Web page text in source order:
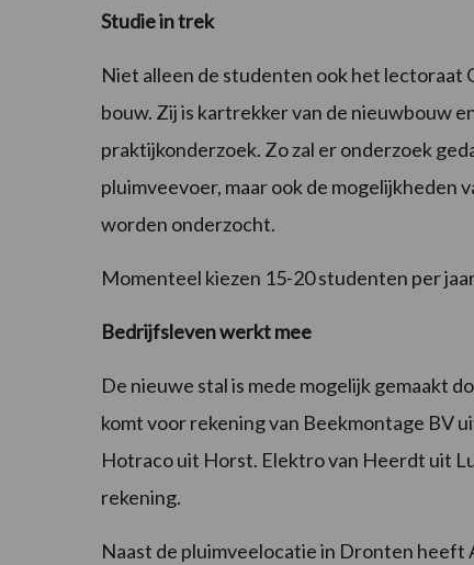
Studie in trek
Niet alleen de studenten ook het lectoraat
bouw. Zij is kartrekker van de nieuwbouw
praktijkonderzoek. Zo zal er onderzoek
pluimveevoer, maar ook de mogelijkheden
worden onderzocht.
Momenteel kiezen 15-20 studenten per
Bedrijfsleven werkt mee
De nieuwe stal is mede mogelijk gemaakt
komt voor rekening van Beekmontage BV
Hotraco uit Horst. Elektro van Heerdt uit
rekening.
Naast de pluimveelocatie in Dronten heeft